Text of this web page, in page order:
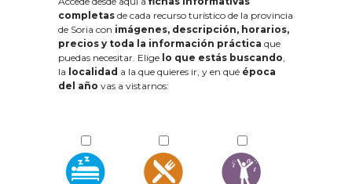
completas de cada recurso turístico de la provincia
de Soria con imágenes, descripción, horarios,
precios y toda la información práctica que
puedas necesitar. Elige lo que estás buscando,
la localidad a la que quieres ir, y en qué época
del año vas a vistarnos: